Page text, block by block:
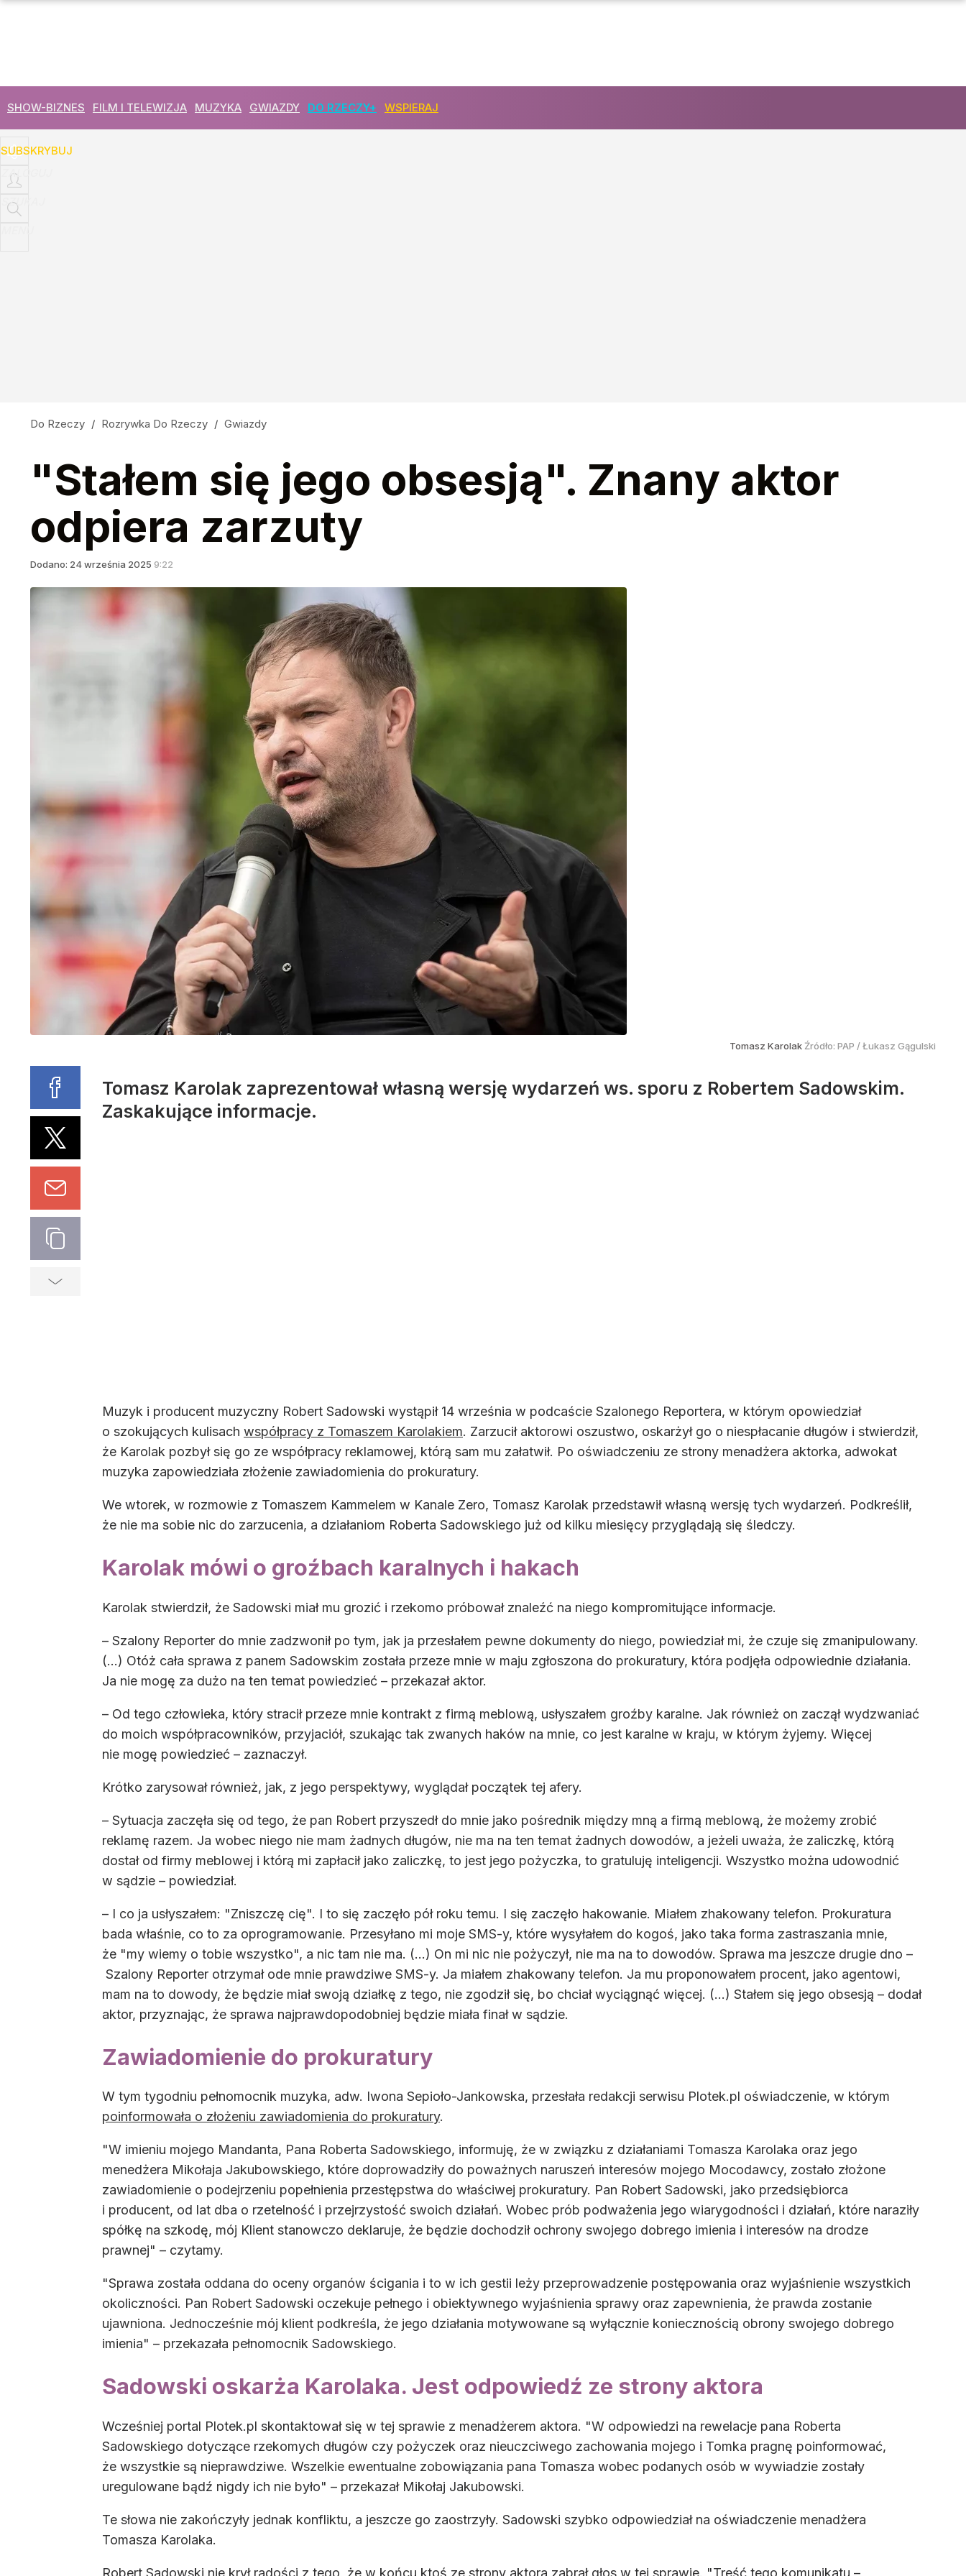
SHOW-BIZNES FILM I TELEWIZJA MUZYKA GWIAZDY DO RZECZY+ WSPIERAJ
SUBSKRYBUJ
ZALOGUJ
SZUKAJ
Do Rzeczy / Rozrywka Do Rzeczy / Gwiazdy
"Stałem się jego obsesją". Znany aktor
odpiera zarzuty
Dodano: 24września 2025 9:22
Tomasz Karolak Źródło: PAP /Łukasz Gągulski
Tomasz Karolak zaprezentował własną wersję wydarzeń ws. sporu z Robertem Sadowskim.
Zaskakujące informacje.
Muzyk i producent muzyczny Robert Sadowski wystąpił 14 września w podcaście Szalonego Reportera, w którym opowiedział
o szokujących kulisach współpracy z Tomaszem Karolakiem. Zarzucił aktorowi oszustwo, oskarżył go o niespłacanie długów i stwierdził,
że Karolak pozbył się go ze współpracy reklamowej, którą sam mu załatwił. Po oświadczeniu ze strony menadżera aktorka, adwokat
muzyka zapowiedziała złożenie zawiadomienia do prokuratury.
We wtorek, w rozmowie z Tomaszem Kammelem w Kanale Zero, Tomasz Karolak przedstawił własną wersję tych wydarzeń. Podkreślił,
że nie ma sobie nic do zarzucenia, a działaniom Roberta Sadowskiego już od kilku miesięcy przyglądają się śledczy.
Karolak mówi o groźbach karalnych i hakach
Karolak stwierdził, że Sadowski miał mu grozić i rzekomo próbował znaleźć na niego kompromitujące informacje.
– Szalony Reporter do mnie zadzwonił po tym, jak ja przesłałem pewne dokumenty do niego, powiedział mi, że czuje się zmanipulowany.
(...) Otóż cała sprawa z panem Sadowskim została przeze mnie w maju zgłoszona do prokuratury, która podjęła odpowiednie działania.
Ja nie mogę za dużo na ten temat powiedzieć – przekazał aktor.
– Od tego człowieka, który stracił przeze mnie kontrakt z firmą meblową, usłyszałem groźby karalne. Jak również on zaczął wydzwaniać
do moich współpracowników, przyjaciół, szukając tak zwanych haków na mnie, co jest karalne w kraju, w którym żyjemy. Więcej
nie mogę powiedzieć – zaznaczył.
Krótko zarysował również, jak, z jego perspektywy, wyglądał początek tej afery.
– Sytuacja zaczęła się od tego, że pan Robert przyszedł do mnie jako pośrednik między mną a firmą meblową, że możemy zrobić
reklamę razem. Ja wobec niego nie mam żadnych długów, nie ma na ten temat żadnych dowodów, a jeżeli uważa, że zaliczkę, którą
dostał od firmy meblowej i którą mi zapłacił jako zaliczkę, to jest jego pożyczka, to gratuluję inteligencji. Wszystko można udowodnić
w sądzie – powiedział.
– I co ja usłyszałem: "Zniszczę cię". I to się zaczęło pół roku temu. I się zaczęło hakowanie. Miałem zhakowany telefon. Prokuratura
bada właśnie, co to za oprogramowanie. Przesyłano mi moje SMS-y, które wysyłałem do kogoś, jako taka forma zastraszania mnie,
że "my wiemy o tobie wszystko", a nic tam nie ma. (...) On mi nic nie pożyczył, nie ma na to dowodów. Sprawa ma jeszcze drugie dno –
Szalony Reporter otrzymał ode mnie prawdziwe SMS-y. Ja miałem zhakowany telefon. Ja mu proponowałem procent, jako agentowi,
mam na to dowody, że będzie miał swoją działkę z tego, nie zgodził się, bo chciał wyciągnąć więcej. (...) Stałem się jego obsesją – dodał
aktor, przyznając, że sprawa najprawdopodobniej będzie miała finał w sądzie.
Zawiadomienie do prokuratury
W tym tygodniu pełnomocnik muzyka, adw. Iwona Sepioło-Jankowska, przesłała redakcji serwisu Plotek.pl oświadczenie, w którym
poinformowała o złożeniu zawiadomienia do prokuratury.
"W imieniu mojego Mandanta, Pana Roberta Sadowskiego, informuję, że w związku z działaniami Tomasza Karolaka oraz jego
menedżera Mikołaja Jakubowskiego, które doprowadziły do poważnych naruszeń interesów mojego Mocodawcy, zostało złożone
zawiadomienie o podejrzeniu popełnienia przestępstwa do właściwej prokuratury. Pan Robert Sadowski, jako przedsiębiorca
i producent, od lat dba o rzetelność i przejrzystość swoich działań. Wobec prób podważenia jego wiarygodności i działań, które naraziły
spółkę na szkodę, mój Klient stanowczo deklaruje, że będzie dochodził ochrony swojego dobrego imienia i interesów na drodze
prawnej" – czytamy.
"Sprawa została oddana do oceny organów ścigania i to w ich gestii leży przeprowadzenie postępowania oraz wyjaśnienie wszystkich
okoliczności. Pan Robert Sadowski oczekuje pełnego i obiektywnego wyjaśnienia sprawy oraz zapewnienia, że prawda zostanie
ujawniona. Jednocześnie mój klient podkreśla, że jego działania motywowane są wyłącznie koniecznością obrony swojego dobrego
imienia" – przekazała pełnomocnik Sadowskiego.
Sadowski oskarża Karolaka. Jest odpowiedź ze strony aktora
Wcześniej portal Plotek.pl skontaktował się w tej sprawie z menadżerem aktora. "W odpowiedzi na rewelacje pana Roberta
Sadowskiego dotyczące rzekomych długów czy pożyczek oraz nieuczciwego zachowania mojego i Tomka pragnę poinformować,
że wszystkie są nieprawdziwe. Wszelkie ewentualne zobowiązania pana Tomasza wobec podanych osób w wywiadzie zostały
uregulowane bądź nigdy ich nie było" – przekazał Mikołaj Jakubowski.
Te słowa nie zakończyły jednak konfliktu, a jeszcze go zaostrzyły. Sadowski szybko odpowiedział na oświadczenie menadżera
Tomasza Karolaka.
Robert Sadowski nie krył radości z tego, że w końcu ktoś ze strony aktora zabrał głos w tej sprawie. "Treść tego komunikatu –